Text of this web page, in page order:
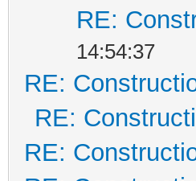
RE:
14:54:37
RE:
RE:
RE: